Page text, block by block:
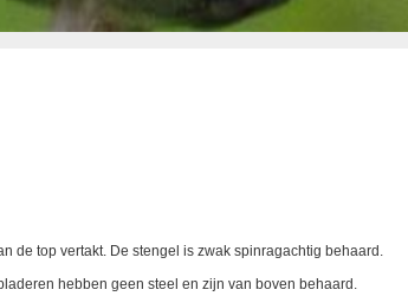
de top vertakt. De stengel is zwak spinragachtig behaard.
hebben geen steel en zijn van boven behaard.